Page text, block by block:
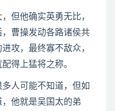
但他确实英勇无比，
曹操发动各路诸侯共
攻，最终寡不敌众，
得上猛将之称。
人可能不知道，但如
他就是吴国太的弟